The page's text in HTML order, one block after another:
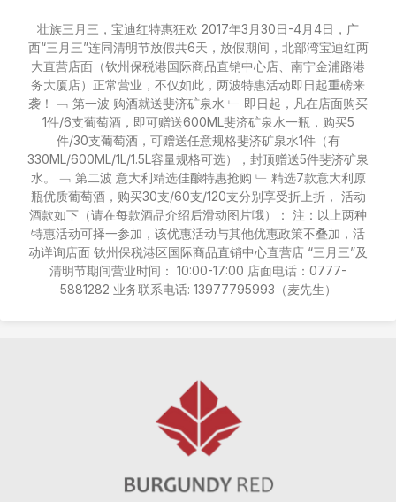
壮族三月三，宝迪红特惠狂欢 2017年3月30日-4月4日，广
西“三月三”连同清明节放假共6天，放假期间，北部湾宝迪红两
大直营店面（钦州保税港国际商品直销中心店、南宁金浦路港
务大厦店）正常营业，不仅如此，两波特惠活动即日起重磅来
袭！ ﹁ 第一波 购酒就送斐济矿泉水 ﹂ 即日起，凡在店面购买
1件/6支葡萄酒，即可赠送600ML斐济矿泉水一瓶，购买5
件/30支葡萄酒，可赠送任意规格斐济矿泉水1件（有
330ML/600ML/1L/1.5L容量规格可选），封顶赠送5件斐济矿泉
水。 ﹁ 第二波 意大利精选佳酿特惠抢购 ﹂ 精选7款意大利原
瓶优质葡萄酒，购买30支/60支/120支分别享受折上折， 活动
酒款如下（请在每款酒品介绍后滑动图片哦）： 注：以上两种
特惠活动可择一参加，该优惠活动与其他优惠政策不叠加，活
动详询店面 钦州保税港区国际商品直销中心直营店 “三月三”及
清明节期间营业时间： 10:00-17:00 店面电话：0777-
5881282 业务联系电话: 13977795993（麦先生）